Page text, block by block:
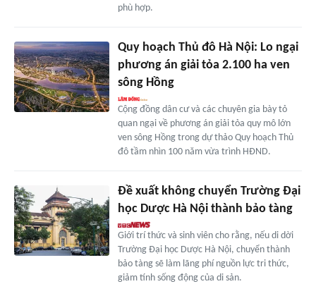
phù hợp.
Quy hoạch Thủ đô Hà Nội: Lo ngại
phương án giải tỏa 2.100 ha ven
sông Hồng
Cộng đồng dân cư và các chuyên gia bày tỏ
quan ngại về phương án giải tỏa quy mô lớn
ven sông Hồng trong dự thảo Quy hoạch Thủ
đô tầm nhìn 100 năm vừa trình HĐND.
Đề xuất không chuyển Trường Đại
học Dược Hà Nội thành bảo tàng
Giới trí thức và sinh viên cho rằng, nếu di dời
Trường Đại học Dược Hà Nội, chuyển thành
bảo tàng sẽ làm lãng phí nguồn lực tri thức,
giảm tính sống động của di sản.